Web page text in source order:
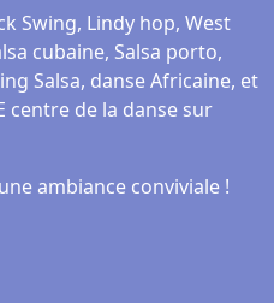
Swing, Lindy hop, West
cubaine, Salsa porto,
Salsa, danse Africaine, et
centre de la danse sur
ambiance conviviale !